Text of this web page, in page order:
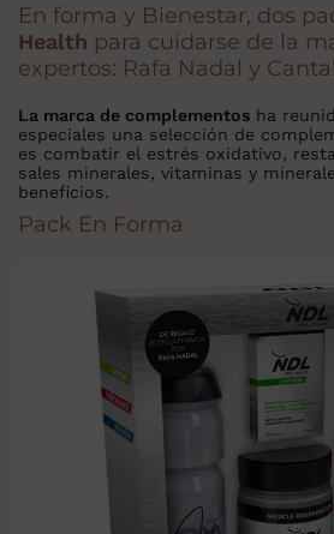
En forma y Bienestar, dos
Health para cuidarse de la
expertos: Rafa Nadal y
La marca de complementos ha
especiales una selección de
es combatir el estrés oxidativo,
sales minerales, vitaminas y
beneficios.
Pack En Forma